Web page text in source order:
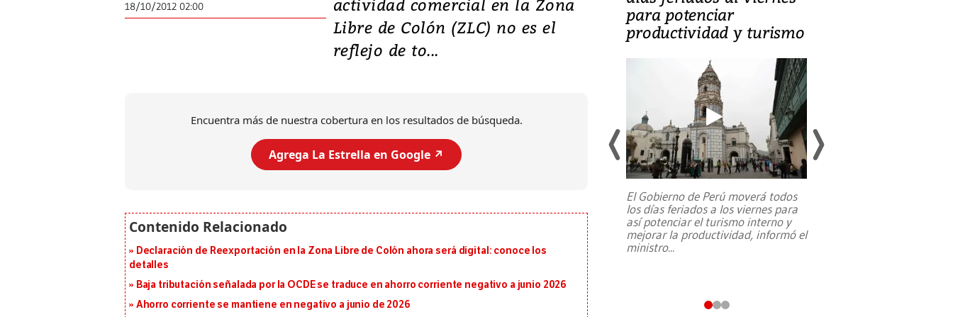
18/10/2012 02:00
Libre de Colón (ZLC) no es el
reflejo de to...
Encuentra más de nuestra cobertura en los resultados de búsqueda.
Agrega La Estrella en Google ↗️
Declaración de Reexportación en la Zona Libre de Colón ahora será digital: conoce los
detalles
Baja tributación señalada por la OCDE se traduce en ahorro corriente negativo a junio 2026
Ahorro corriente se mantiene en negativo a junio de 2026
promesas de inversión
en defensa, educación y
tierras raras
Entre recuerdos y escuetas
da Silva, oficializó este domingo su
para potenciar
productividad y turismo
El Gobierno de Perú moverá todos
los días feriados a los viernes para
así potenciar el turismo interno y
mejorar la productividad, informó el
ministro...